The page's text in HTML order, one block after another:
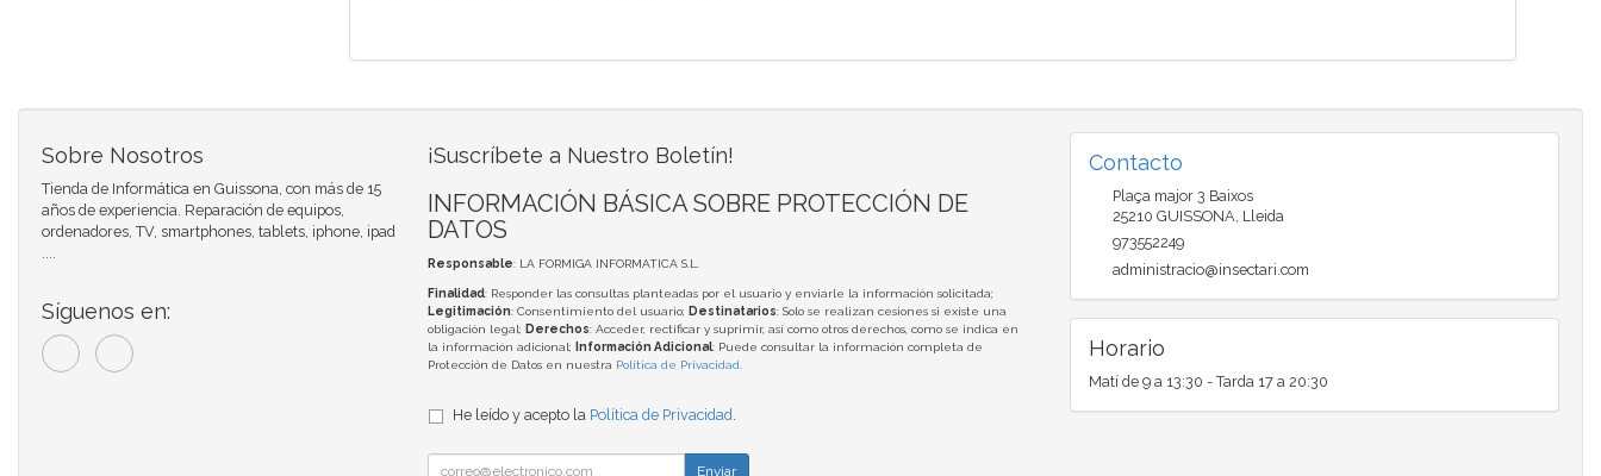
Sobre Nosotros
Tienda de Informática en Guissona, con más de 15
años de experiencia. Reparación de equipos,
ordenadores, TV, smartphones, tablets, iphone, ipad
....
Síguenos en:
¡Suscríbete a Nuestro Boletín!
INFORMACIÓN BÁSICA SOBRE PROTECCIÓN DE
DATOS
Responsable: LA FORMIGA INFORMATICA S.L.
Finalidad: Responder las consultas planteadas por el usuario y enviarle la información solicitada;
Legitimación: Consentimiento del usuario; Destinatarios: Solo se realizan cesiones si existe una
obligación legal; Derechos: Acceder, rectificar y suprimir, así como otros derechos, como se indica en
la información adicional;
Información Adicional: Puede consultar la información completa de
Protección de Datos en nuestra Política de Privacidad.
He leído y acepto la Política de Privacidad.
Enviar
Contacto
Plaça major 3 Baixos
25210 GUISSONA, Lleida
973552249
administracio@insectari.com
Horario
Matí de 9 a 13:30 - Tarda 17 a 20:30